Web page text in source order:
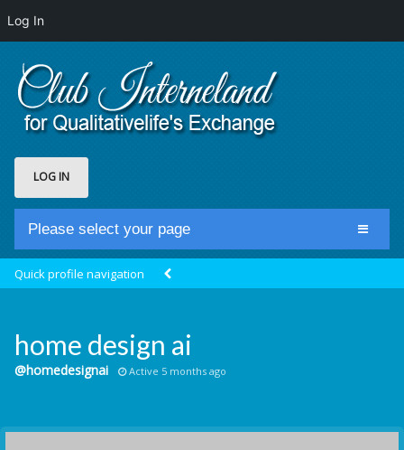
Log In
LOG IN
Please select your page
Groups
Communication Point
Quick profile navigation
home design ai
@homedesignai Active 5 months ago